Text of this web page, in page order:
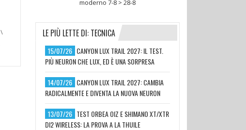
\
LE PIÙ LETTE DI: TECNICA
15/07/26 CANYON LUX TRAIL 2027: IL TEST.
PIÙ NEURON CHE LUX, ED È UNA SORPRESA
14/07/26 CANYON LUX TRAIL 2027: CAMBIA
RADICALMENTE E DIVENTA LA NUOVA NEURON
13/07/26 TEST ORBEA OIZ E SHIMANO XT/XTR
DI2 WIRELESS: LA PROVA A LA THUILE